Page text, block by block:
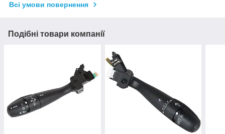
Всі умови повернення
Подібні товари компанії